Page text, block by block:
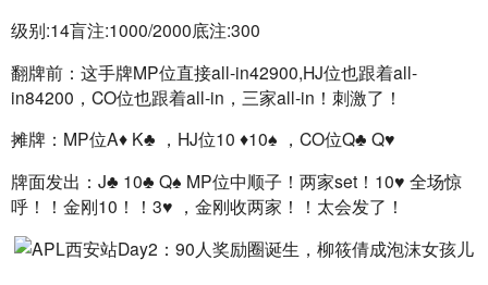
级别:14盲注:1000/2000底注:300
翻牌前：这手牌MP位直接all-in42900,HJ位也跟着all-
in84200，CO位也跟着all-in，三家all-in！刺激了！
摊牌：MP位A♦️ K♣️ ，HJ位10 ♦️10♠️ ，CO位Q♣️ Q♥️
牌面发出：J♣️ 10♣️ Q♠️ MP位中顺子！两家set！10♥️ 全场惊
呼！！金刚10！！3♥️ ，金刚收两家！！太会发了！